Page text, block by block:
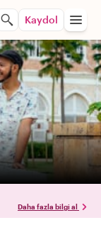
Kaydol
Daha fazla bilgi al